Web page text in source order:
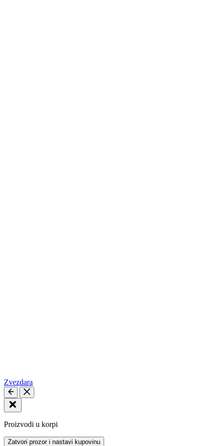
Zvezdara
Proizvodi u korpi
Zatvori prozor i nastavi kupovinu